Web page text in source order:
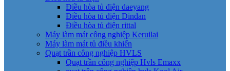
Điều hòa tủ điện daeyang
Điều hòa tủ điện Dindan
Điều hòa tủ điện rittal
Máy làm mát công nghiệp Keruilai
Máy làm mát tủ điều khiển
Quạt trần công nghiệp HVLS
Quạt trần công nghiệp Hvls Emaxx